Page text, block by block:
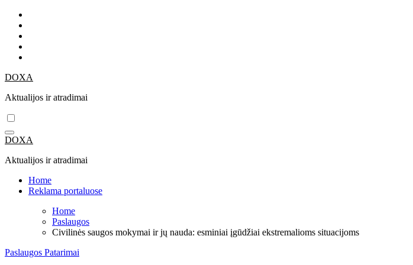
Skip
content
DOXA
Aktualijos ir atradimai
DOXA
Aktualijos ir atradimai
Home
Reklama portaluose
Home
Paslaugos
Civilinės saugos mokymai ir jų nauda: esminiai įgūdžiai ekstremalioms situacijoms
Paslaugos Patarimai